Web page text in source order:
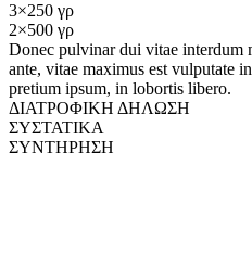
3×250 γρ
2×500 γρ
Donec pulvinar dui vitae interdum
ante, vitae maximus est vulputate
pretium ipsum, in lobortis libero.
ΔΙΑΤΡΟΦΙΚΗ ΔΗΛΩΣΗ
ΣΥΣΤΑΤΙΚΑ
ΣΥΝΤΗΡΗΣΗ